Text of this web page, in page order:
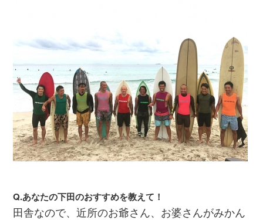
Q.あなたの下田のおすすめを教えて！
田舎なので、近所のお爺さん、お婆さんがみかん